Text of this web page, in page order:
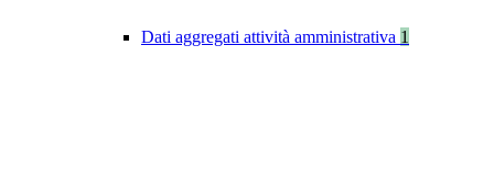
Dati aggregati attività amministrativa 1